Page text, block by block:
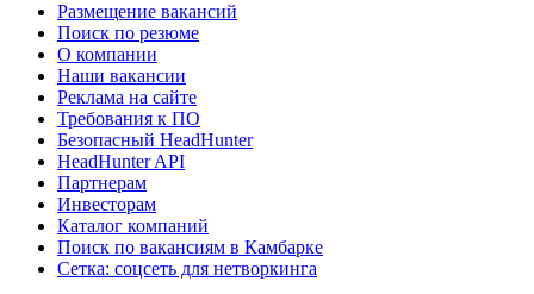
Размещение вакансий
Поиск по резюме
О компании
Наши вакансии
Реклама на сайте
Требования к ПО
Безопасный HeadHunter
HeadHunter API
Партнерам
Инвесторам
Каталог компаний
Поиск по вакансиям в Камбарке
Сетка: соцсеть для нетворкинга